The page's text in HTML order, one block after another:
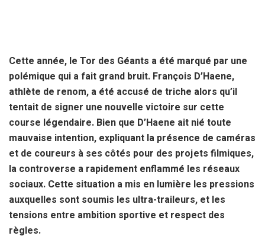
Cette année, le Tor des Géants a été marqué par une
polémique qui a fait grand bruit. François D’Haene,
athlète de renom, a été accusé de triche alors qu’il
tentait de signer une nouvelle victoire sur cette
course légendaire. Bien que D’Haene ait nié toute
mauvaise intention, expliquant la présence de caméras
et de coureurs à ses côtés pour des projets filmiques,
la controverse a rapidement enflammé les réseaux
sociaux. Cette situation a mis en lumière les pressions
auxquelles sont soumis les ultra-traileurs, et les
tensions entre ambition sportive et respect des
règles.